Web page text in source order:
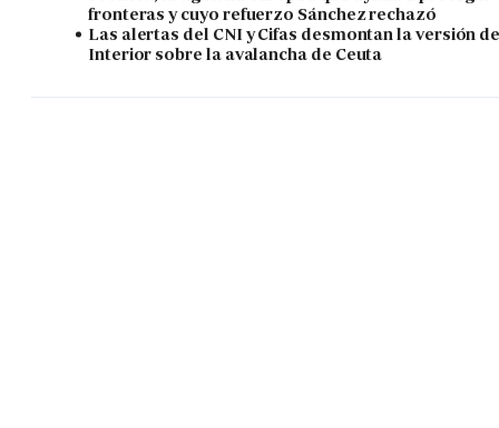
fronteras y cuyo refuerzo Sánchez rechazó
Las alertas del CNI y Cifas desmontan la versión
Interior sobre la avalancha de Ceuta